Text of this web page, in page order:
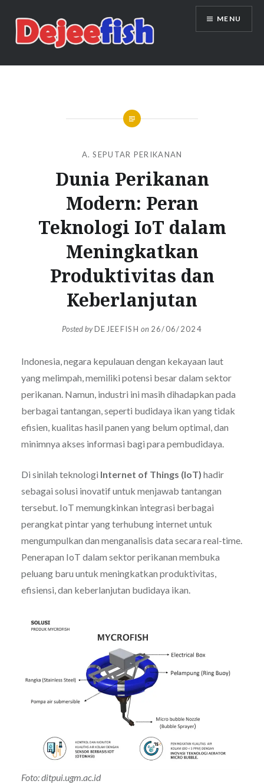
content
DEJEEFISH | PRODUSEN BENIH
MENU
A. SEPUTAR PERIKANAN
Dunia Perikanan
Modern: Peran
Teknologi IoT dalam
Meningkatkan
Produktivitas dan
Keberlanjutan
Posted byDEJEEFISH on 26/06/2024
Indonesia, negara kepulauan dengan kekayaan laut
yang melimpah, memiliki potensi besar dalam sektor
perikanan. Namun, industri ini masih dihadapkan pada
berbagai tantangan, seperti budidaya ikan yang tidak
efisien, kualitas hasil panen yang belum optimal, dan
minimnya akses informasi bagi para pembudidaya.
Di sinilah teknologi Internet of Things (IoT) hadir
sebagai solusi inovatif untuk menjawab tantangan
tersebut. IoT memungkinkan integrasi berbagai
perangkat pintar yang terhubung internet untuk
mengumpulkan dan menganalisis data secara real-time.
Penerapan IoT dalam sektor perikanan membuka
peluang baru untuk meningkatkan produktivitas,
efisiensi, dan keberlanjutan budidaya ikan.
Foto: ditpui.ugm.ac.id